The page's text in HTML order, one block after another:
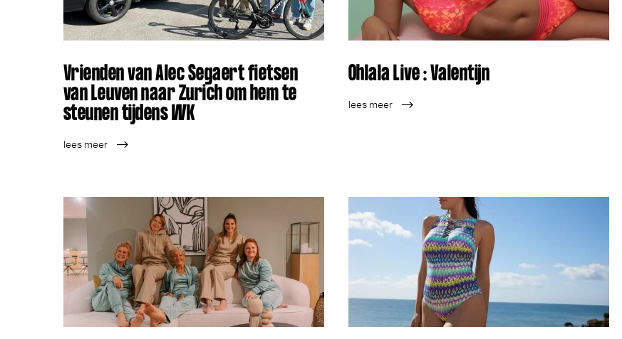
Vrien­den van Alec Segaert fiet­sen
van Leu­ven naar Zurich om hem te
steu­nen tij­dens WK
lees meer
Ohlala Live : Valentijn
lees meer